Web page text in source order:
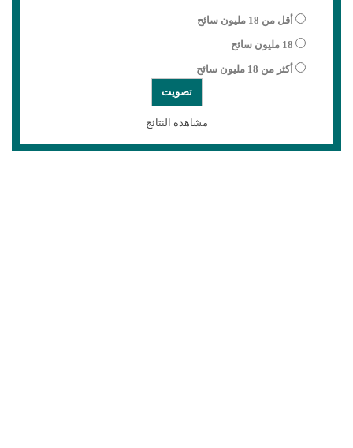
أقل من 18 مليون سائح
18 مليون سائح
أكثر من 18 مليون سائح
مشاهدة النتائج